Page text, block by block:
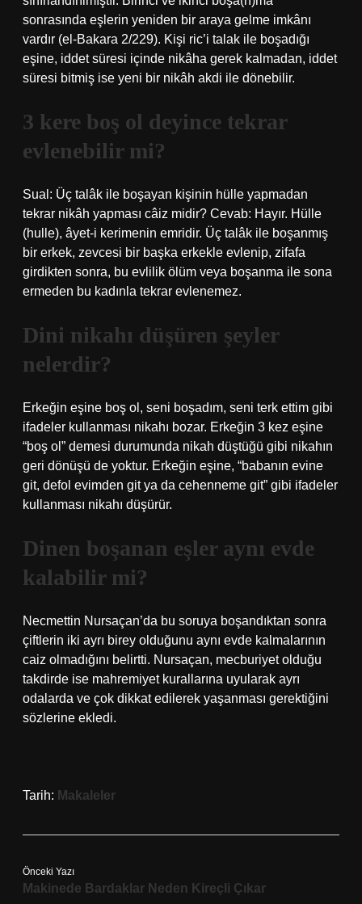
sonrasında eşlerin yeniden bir araya gelme imkânı
vardır (el-Bakara 2/229). Kişi ric’i talak ile boşadığı
eşine, iddet süresi içinde nikâha gerek kalmadan, iddet
süresi bitmiş ise yeni bir nikâh akdi ile dönebilir.
3 kere boş ol deyince tekrar
evlenebilir mi?
Sual: Üç talâk ile boşayan kişinin hülle yapmadan
tekrar nikâh yapması câiz midir? Cevab: Hayır. Hülle
(hulle), âyet-i kerimenin emridir. Üç talâk ile boşanmış
bir erkek, zevcesi bir başka erkekle evlenip, zifafa
girdikten sonra, bu evlilik ölüm veya boşanma ile sona
ermeden bu kadınla tekrar evlenemez.
Dini nikahı düşüren şeyler
nelerdir?
Erkeğin eşine boş ol, seni boşadım, seni terk ettim gibi
ifadeler kullanması nikahı bozar. Erkeğin 3 kez eşine
“boş ol” demesi durumunda nikah düştüğü gibi nikahın
geri dönüşü de yoktur. Erkeğin eşine, “babanın evine
git, defol evimden git ya da cehenneme git” gibi ifadeler
kullanması nikahı düşürür.
Dinen boşanan eşler aynı evde
kalabilir mi?
Necmettin Nursaçan’da bu soruya boşandıktan sonra
çiftlerin iki ayrı birey olduğunu aynı evde kalmalarının
caiz olmadığını belirtti. Nursaçan, mecburiyet olduğu
takdirde ise mahremiyet kurallarına uyularak ayrı
odalarda ve çok dikkat edilerek yaşanması gerektiğini
sözlerine ekledi.
Tarih: Makaleler
Önceki Yazı
Makinede Bardaklar Neden Kireçli Çıkar